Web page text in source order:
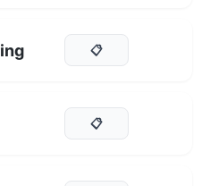
📋
📋